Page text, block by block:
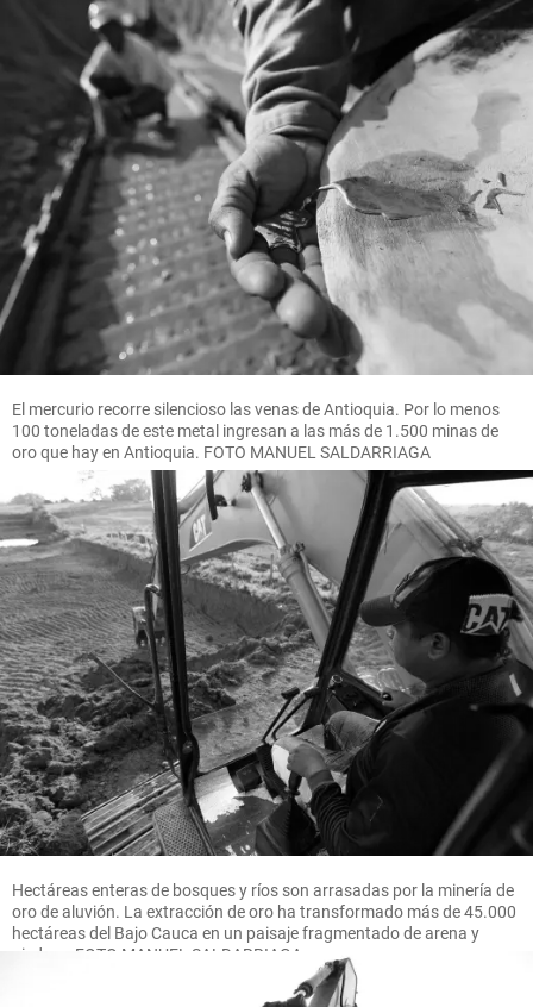
El mercurio recorre silencioso las venas de Antioquia. Por lo menos
100 toneladas de este metal ingresan a las más de 1.500 minas de
oro que hay en Antioquia. FOTO MANUEL SALDARRIAGA
Hectáreas enteras de bosques y ríos son arrasadas por la minería de
oro de aluvión. La extracción de oro ha transformado más de 45.000
hectáreas del Bajo Cauca en un paisaje fragmentado de arena y
piedras. FOTO MANUEL SALDARRIAGA